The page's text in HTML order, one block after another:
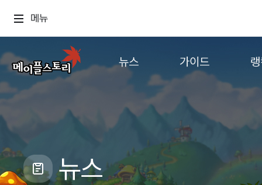
메뉴
뉴스
공지사항
업데이트
캐시샵 공지
메이플 알림판
with maple
가이드
게임정보
직업소개
확률형 아이템
NEXON NOW
뉴스